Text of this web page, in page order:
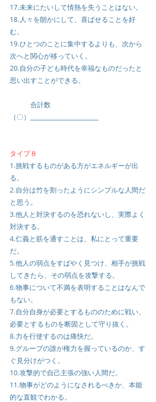
17.未来にたいして情熱を失うことはない。
18.人々を朗かにして、喜ばせることを好
む。
19.ひとつのことに集中するよりも、次から
次へと関心が移っていく。
20.自分の子ども時代を幸福なものだったと
思い出すことができる。
合計数
（〇）
タイプ８
1.挑戦するものがある方がエネルギーが出
る。
2.自分は竹を割ったようにシンプルな人間だ
と思う。
3.他人と対決するのを恐れないし、実際よく
対決する。
4.仁義と筋を通すことは、私にとって重要
だ。
5.他人の弱点をすばやく見つけ、相手が挑戦
してきたら、その弱点を攻撃する。
6.物事について不満を表明することはなんで
もない。
7.自分自身が必要とするもののために戦い、
必要とするものを断固として守り抜く。
8.力を行使するのは痛快だ。
9.グループの誰が権力を握っているのか、す
ぐ見分けがつく。
10.攻撃的で自己主張の強い人間だ。
11.物事がどのようになされるべきか、本能
的な直観でわかる。